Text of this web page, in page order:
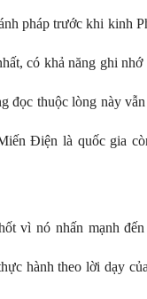
pháp trước khi kinh
có khả năng ghi
đọc thuộc lòng này
Điện là quốc gia
vì nó nhấn mạnh
hành theo lời dạy